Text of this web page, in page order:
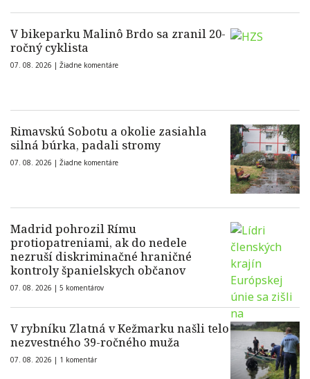
V bikeparku Malinô Brdo sa zranil 20-
ročný cyklista
07. 08. 2026 | Žiadne komentáre
Rimavskú Sobotu a okolie zasiahla
silná búrka, padali stromy
07. 08. 2026 | Žiadne komentáre
Madrid pohrozil Rímu
protiopatreniami, ak do nedele
nezruší diskriminačné hraničné
kontroly španielskych občanov
07. 08. 2026 | 5 komentárov
V rybníku Zlatná v Kežmarku našli telo
nezvestného 39-ročného muža
07. 08. 2026 | 1 komentár